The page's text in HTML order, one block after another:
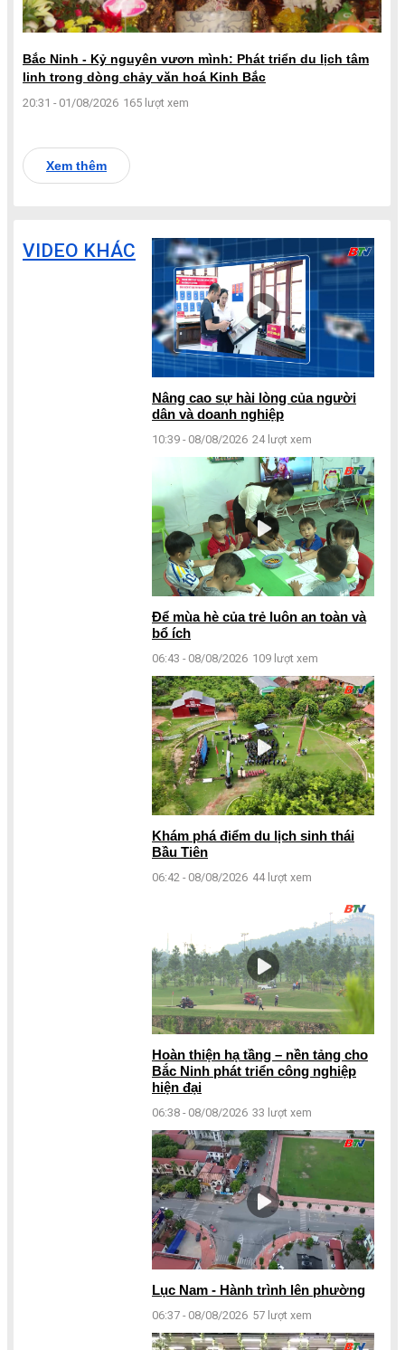
Bắc Ninh - Kỷ nguyên vươn mình: Phát triển du lịch tâm
linh trong dòng chảy văn hoá Kinh Bắc
20:31 - 01/08/2026 165 lượt xem
Xem thêm
VIDEO KHÁC
Nâng cao sự hài lòng của người
dân và doanh nghiệp
10:39 - 08/08/2026 24 lượt xem
Để mùa hè của trẻ luôn an toàn và
bổ ích
06:43 - 08/08/2026 109 lượt xem
Khám phá điểm du lịch sinh thái
Bầu Tiên
06:42 - 08/08/2026 44 lượt xem
Hoàn thiện hạ tầng – nền tảng cho
Bắc Ninh phát triển công nghiệp
hiện đại
06:38 - 08/08/2026 33 lượt xem
Lục Nam - Hành trình lên phường
06:37 - 08/08/2026 57 lượt xem